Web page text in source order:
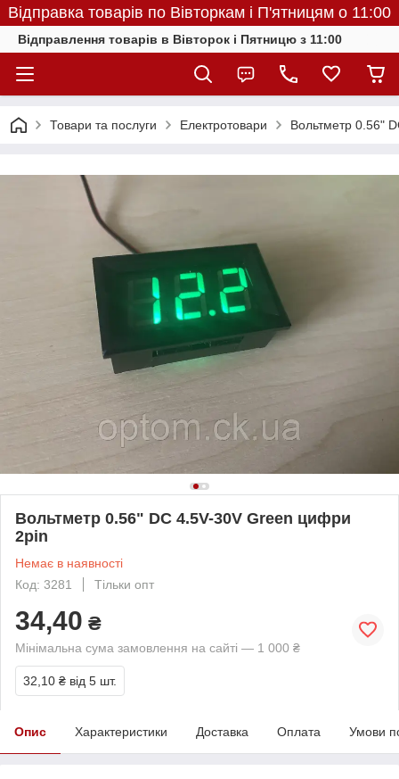
Відправка товарів по Вівторкам і П'ятницям о 11:00
Відправлення товарів в Вівторок і Пятницю з 11:00
Товари та послуги Електротовари Вольтметр 0.56"
Вольтметр 0.56" DC 4.5V-30V Green цифри
2pin
Немає в наявності
Код: 3281
Тільки опт
34,40 ₴
Мінімальна сума замовлення на сайті — 1 000 ₴
32,10 ₴ від 5 шт.
Опис Характеристики Доставка Оплата Умови